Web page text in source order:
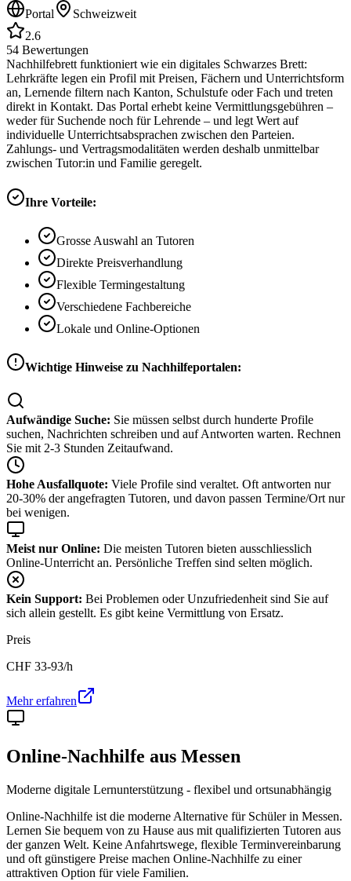
Portal
Schweizweit
2.6
54 Bewertungen
Nachhilfebrett funktioniert wie ein digitales Schwarzes Brett:
Lehrkräfte legen ein Profil mit Preisen, Fächern und Unterrichtsform
an, Lernende filtern nach Kanton, Schulstufe oder Fach und treten
direkt in Kontakt. Das Portal erhebt keine Vermittlungsgebühren –
weder für Suchende noch für Lehrende – und legt Wert auf
individuelle Unterrichtsabsprachen zwischen den Parteien.
Zahlungs- und Vertragsmodalitäten werden deshalb unmittelbar
zwischen Tutor:in und Familie geregelt.
Ihre Vorteile:
Grosse Auswahl an Tutoren
Direkte Preisverhandlung
Flexible Termingestaltung
Verschiedene Fachbereiche
Lokale und Online-Optionen
Wichtige Hinweise zu Nachhilfeportalen:
Aufwändige Suche: Sie müssen selbst durch hunderte Profile
suchen, Nachrichten schreiben und auf Antworten warten. Rechnen
Sie mit 2-3 Stunden Zeitaufwand.
Hohe Ausfallquote: Viele Profile sind veraltet. Oft antworten nur
20-30% der angefragten Tutoren, und davon passen Termine/Ort nur
bei wenigen.
Meist nur Online: Die meisten Tutoren bieten ausschliesslich
Online-Unterricht an. Persönliche Treffen sind selten möglich.
Kein Support: Bei Problemen oder Unzufriedenheit sind Sie auf
sich allein gestellt. Es gibt keine Vermittlung von Ersatz.
Preis
CHF 33-93/h
Mehr erfahren
Online-Nachhilfe aus Messen
Moderne digitale Lernunterstützung - flexibel und ortsunabhängig
Online-Nachhilfe ist die moderne Alternative für Schüler in Messen.
Lernen Sie bequem von zu Hause aus mit qualifizierten Tutoren aus
der ganzen Welt. Keine Anfahrtswege, flexible Terminvereinbarung
und oft günstigere Preise machen Online-Nachhilfe zu einer
attraktiven Option für viele Familien.